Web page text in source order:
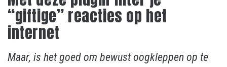
“giftige” reacties op het
internet
Maar, is het goed om bewust oogkleppen op te